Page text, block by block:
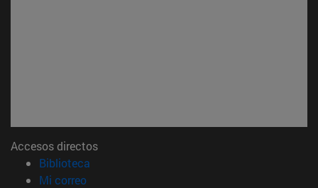
Accesos directos
Biblioteca
Mi correo(abre en nueva ventana)